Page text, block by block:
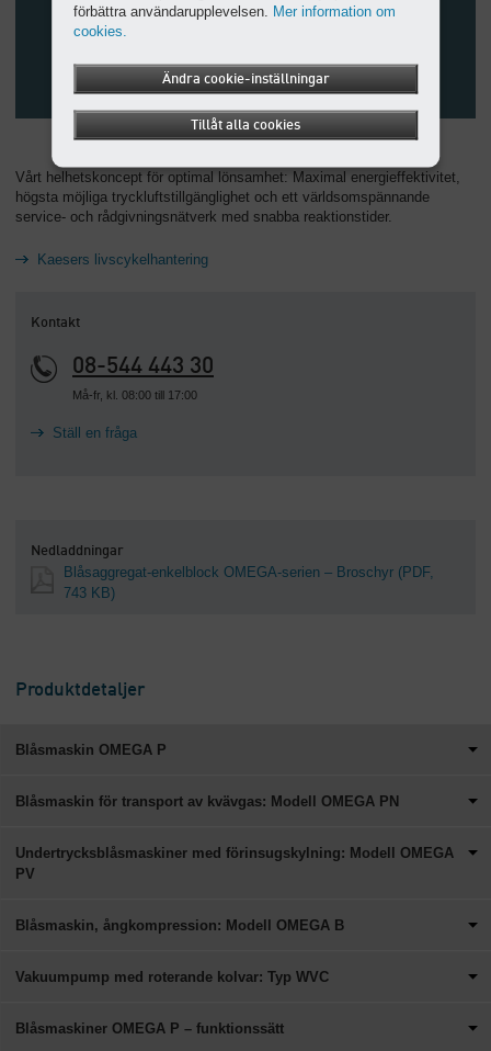
Vårt helhetskoncept för optimal lönsamhet: Maximal energieffektivitet,
högsta möjliga tryckluftstillgänglighet och ett världsomspännande
service- och rådgivningsnätverk med snabba reaktionstider.
Kaesers livscykelhantering
Kontakt
08-544 443 30
Må-fr, kl. 08:00 till 17:00
Ställ en fråga
Nedladdningar
Blåsaggregat-enkelblock OMEGA-serien – Broschyr (PDF,
743 KB)
Produktdetaljer
Blåsmaskin OMEGA P
Blåsmaskin för transport av kvävgas: Modell OMEGA PN
Undertrycksblåsmaskiner med förinsugskylning: Modell OMEGA
PV
Blåsmaskin, ångkompression: Modell OMEGA B
Vakuumpump med roterande kolvar: Typ WVC
Blåsmaskiner OMEGA P – funktionssätt
förbättra användarupplevelsen. Mer information om
cookies.
Ändra cookie-inställningar
Tillåt alla cookies